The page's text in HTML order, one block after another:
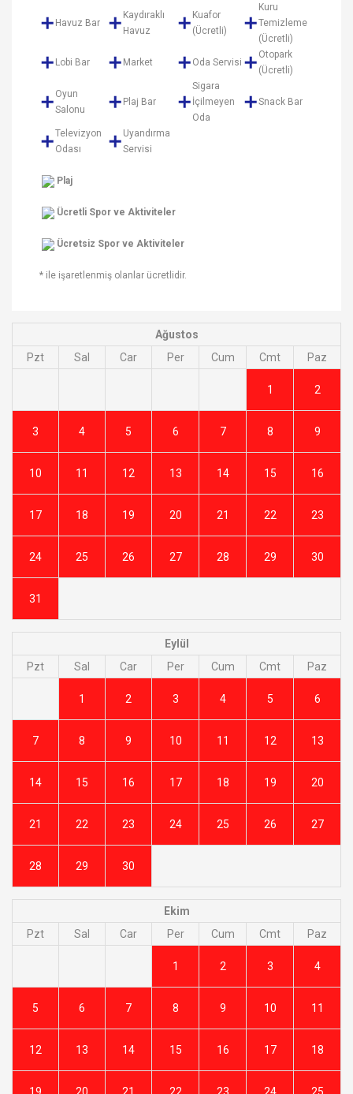
Havuz Bar
Kaydıraklı
Havuz
Kuafor
(Ücretli)
Kuru
Temizleme
(Ücretli)
Lobi Bar Market Oda Servisi
Otopark
(Ücretli)
Oyun
Salonu
Plaj Bar
Sigara
İçilmeyen
Oda
Snack Bar
Televizyon
Odası
Uyandırma
Servisi
Plaj
Ücretli Spor ve Aktiviteler
Ücretsiz Spor ve Aktiviteler
* ile işaretlenmiş olanlar ücretlidir.
Ağustos
Pzt
Sal Car Per Cum Cmt Paz
1 2
3 4 5 6 7 8 9
10 11 12 13 14 15 16
17 18 19 20 21 22 23
24 25 26 27 28 29 30
31
Eylül
Pzt
Sal Car Per Cum Cmt Paz
1 2 3 4 5 6
7 8 9 10 11 12 13
14 15 16 17 18 19 20
21 22 23 24 25 26 27
28 29 30
Ekim
Pzt
Sal Car Per Cum Cmt Paz
1 2 3 4
5 6 7 8 9 10 11
12 13 14 15 16 17 18